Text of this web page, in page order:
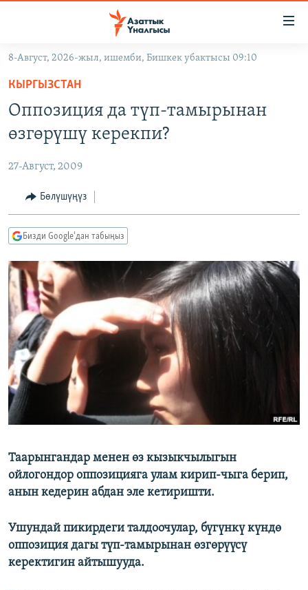
Навигацияга
өтүңүз
Издөөгө
салыңыз
ЭКОНОМИКА
МАДАНИЯТ
БОРБОР АЗИЯ
УКРАИНА
АТАЙЫН ИЛИКТӨӨ
ТВ ПРОГРАММАЛАР
ЭКСПЕРТТЕР ТАЛДАЙТ
БИЗ ЖАНА ДҮЙНӨ
ДАНИСТЕ
ЭЖЕ-СИҢДИЛЕР
АЗАТТЫК+
ЫҢГАЙСЫЗ СУРООЛОР
ӨЗГӨЧӨ ПИКИР
Русский
ОНЛАЙН ШЕРИНЕ
ЭЕ/АРнун бардык сайттары
8-Август, 2026-жыл, ишемби, Бишкек убактысы 09:10
КЫРГЫЗСТАН
Оппозиция да түп-тамырынан
өзгөрүшү керекпи?
27-Август, 2009
Бөлүшүңүз
Бизди Google'дан табыңыз
Таарынгандар менен өз кызыкчылыгын
ойлогондор оппозицияга улам кирип-чыга берип,
анын кедерин абдан эле кетиришти.
Ушундай пикирдеги талдоочулар, бүгүнкү күндө
оппозиция дагы түп-тамырынан өзгөрүүсү
керектигин айтышууда.